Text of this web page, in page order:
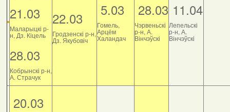
21.03
Маларыцкі р-
н, Дз. Кіцель
28.03
Кобрынскі р-н,
А. Страчук
22.03
Гродзенскі р-н,
Дз. Якубовіч
5.03
Гомель,
Арцём
Халандач
28.03
Чэрвеньскі
р-н, А.
Вінчэўскі
11.04
Лепельскі
р-н, А.
Вінчэўскі
20.03